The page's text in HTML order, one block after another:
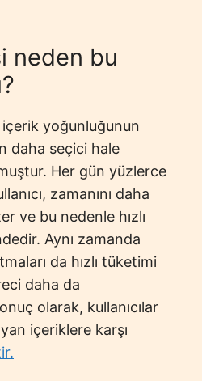
neden bu
yoğunluğunun
daha seçici hale
Her gün yüzlerce
zamanını daha
ve bu nedenle hızlı
Aynı zamanda
da hızlı tüketimi
daha da
olarak, kullanıcılar
içeriklere karşı